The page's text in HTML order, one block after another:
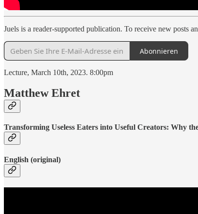
Juels is a reader-supported publication. To receive new posts
Abonnieren
Lecture, March 10th, 2023. 8:00pm
Matthew Ehret
Transforming Useless Eaters into Useful Creators: Why
English (original)